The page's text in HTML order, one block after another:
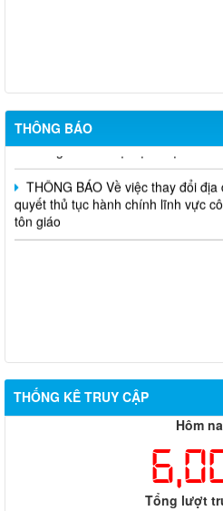
THÔNG BÁO
Thông báo kết quả lựa chọn tổ
Thông báo về việc lựa chọn tổ
THÔNG BÁO Về việc thay đổi
quyết thủ tục hành chính lĩnh vực
tôn giáo
THỐNG KÊ TRUY CẬP
Hôm
Tổng lượt